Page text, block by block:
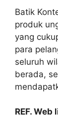
Batik
produk
yang
para
seluruh
berada,
REF. Web